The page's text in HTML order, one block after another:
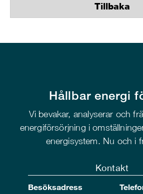
Tillbaka
Hållbar energi
Vi bevakar, analyserar och
energiförsörjning i
energisystem. Nu och i
Kontakt
Besöksadress